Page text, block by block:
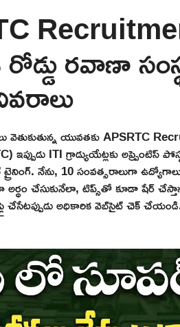
రవాణా
వెతుకుతున్న యువతకు APSRTC
ITI గ్రాడ్యుయేట్లకు అప్ప్రెంటిస్
నేను, 10 సంవత్సరాలుగా
అర్థం చేసుకునేలా, టిప్స్‌తో కూడా షేర్
చేసేటప్పుడు అధికారిక వెబ్‌సైట్ చెక్